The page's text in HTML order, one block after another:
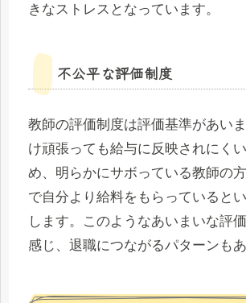
きなストレスとなっています。
不公平な評価制度
教師の評価制度は評価基準があい
け頑張っても給与に反映されにく
め、明らかにサボっている教師の
で自分より給料をもらっていると
します。このようなあいまいな評
感じ、退職につながるパターンもあ